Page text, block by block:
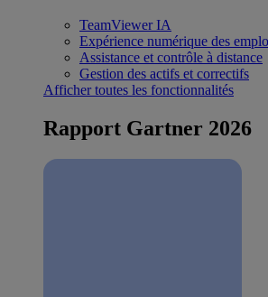
TeamViewer IA
Expérience numérique des
Assistance et contrôle à distance
Gestion des actifs et correctifs
Afficher toutes les fonctionnalités
Rapport Gartner 2026